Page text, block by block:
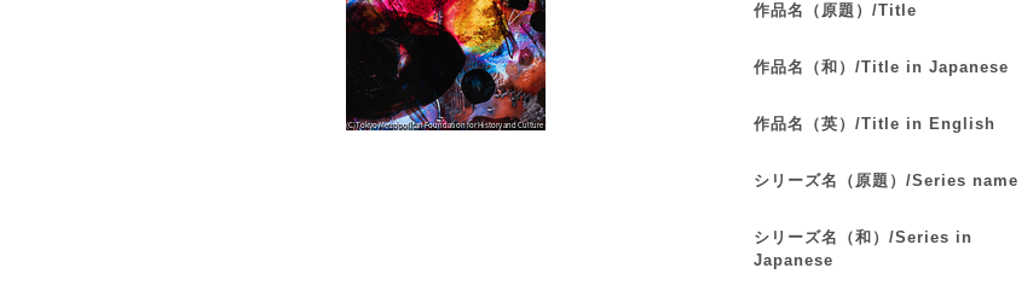
作品名（原題）/Title
作品名（和）/Title in Japanese
作品名（英）/Title in English
シリーズ名（原題）/Series name
シリーズ名（和）/Series in
Japanese